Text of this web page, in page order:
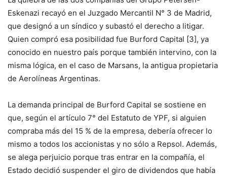
Eskenazi recayó en el Juzgado Mercantil N° 3 de Madrid,
que designó a un síndico y subastó el derecho a litigar.
Quien compró esa posibilidad fue Burford Capital [3], ya
conocido en nuestro país porque también intervino, con la
misma lógica, en el caso de Marsans, la antigua propietaria
de Aerolíneas Argentinas.
La demanda principal de Burford Capital se sostiene en
que, según el artículo 7° del Estatuto de YPF, si alguien
compraba más del 15 % de la empresa, debería ofrecer lo
mismo a todos los accionistas y no sólo a Repsol. Además,
se alega perjuicio porque tras entrar en la compañía, el
Estado decidió suspender el giro de dividendos que había